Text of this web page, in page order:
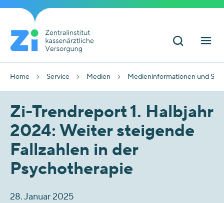
Home Service Medien Medieninformationen und
Zi-Trendreport 1. Halbjahr
2024: Weiter steigende
Fallzahlen in der
Psychotherapie
28. Januar 2025